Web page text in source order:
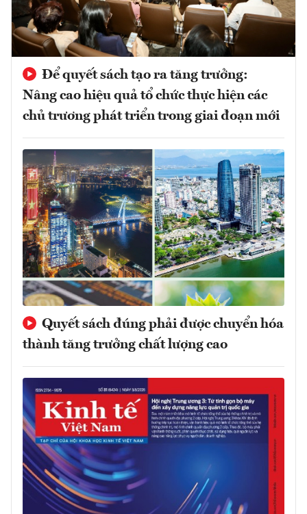
Để quyết sách tạo ra tăng trưởng:
Nâng cao hiệu quả tổ chức thực hiện các
chủ trương phát triển trong giai đoạn mới
Quyết sách đúng phải được chuyển hóa
thành tăng trưởng chất lượng cao